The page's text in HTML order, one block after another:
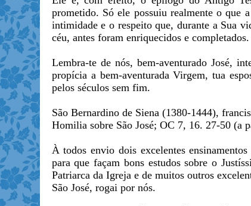
prometido. Só ele possuiu realmente o que
intimidade e o respeito que, durante a Sua
céu, antes foram enriquecidos e
Lembra-te de nós, bem-aventurado José,
propícia a bem-aventurada Virgem, tua
pelos séculos sem fim.
São Bernardino de Siena (1380-1444),
Homilia sobre São José; OC 7, 16. 27-50 (a
À todos envio dois excelentes
para que façam bons estudos sobre o
Patriarca da Igreja e de muitos outros
São José, rogai por nós.